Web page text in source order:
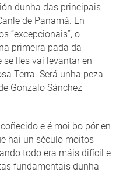
dunha das principais
de Panamá. En
“excepcionais”, o
primeira pada da
lles vai levantar en
Terra. Será unha peza
Gonzalo Sánchez
e é moi bo pór en
hai un século moitos
todo era máis difícil e
fundamentais dunha